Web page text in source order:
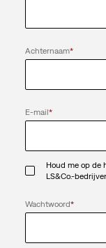
Achternaam*
E-mail*
Houd me op de
LS&Co.-
Wachtwoord*